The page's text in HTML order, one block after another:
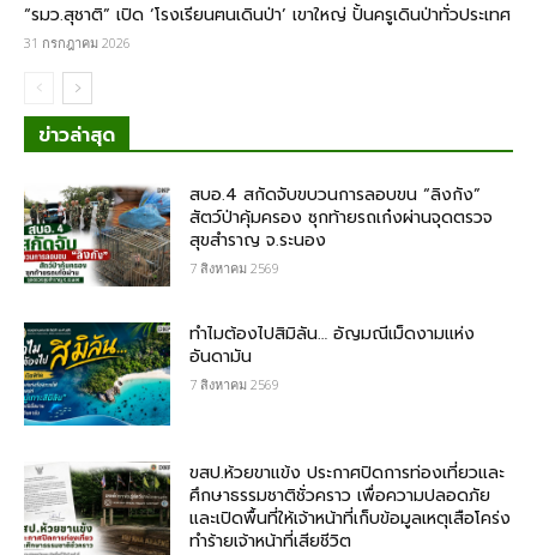
“รมว.สุชาติ” เปิด ‘โรงเรียนฅนเดินป่า’ เขาใหญ่ ปั้นครูเดินป่าทั่วประเทศ
31 กรกฎาคม 2026
ข่าวล่าสุด
สบอ.4 สกัดจับขบวนการลอบขน “ลิงกัง”
สัตว์ป่าคุ้มครอง ซุกท้ายรถเก๋งผ่านจุดตรวจ
สุขสำราญ จ.ระนอง
7 สิงหาคม 2569
ทำไมต้องไปสิมิลัน… อัญมณีเม็ดงามแห่ง
อันดามัน
7 สิงหาคม 2569
ขสป.ห้วยขาแข้ง ประกาศปิดการท่องเที่ยวและ
ศึกษาธรรมชาติชั่วคราว เพื่อความปลอดภัย
และเปิดพื้นที่ให้เจ้าหน้าที่เก็บข้อมูลเหตุเสือโคร่ง
ทำร้ายเจ้าหน้าที่เสียชีวิต